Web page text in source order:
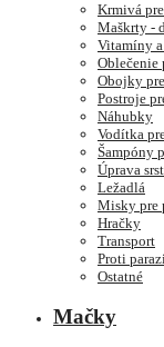
Krmivá
Maškrty -
Vitamíny
Oblečenie
Obojky
Postroje
Náhubky
Vodítka
Šampóny
Úprava
Ležadlá
Misky pre
Hračky
Transport
Proti
Ostatné
Mačky